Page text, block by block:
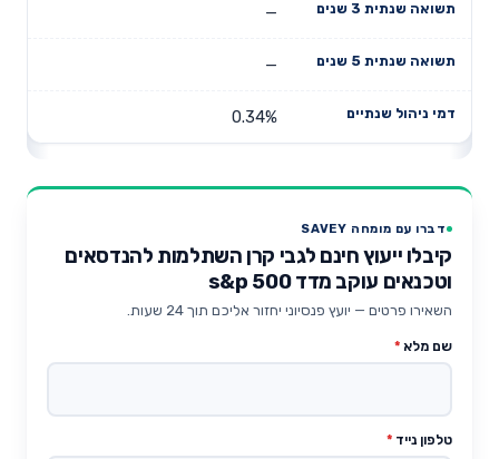
—
—
0.34%
דברו עם מומחה SAVEY
קיבלו ייעוץ חינם לגבי קרן השתלמות להנדסאים
וטכנאים עוקב מדד s&p 500
השאירו פרטים — יועץ פנסיוני יחזור אליכם תוך 24 שעות.
שם מלא *
טלפון נייד *